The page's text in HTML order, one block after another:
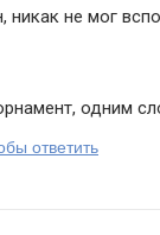
никак не мог
одним
ответить